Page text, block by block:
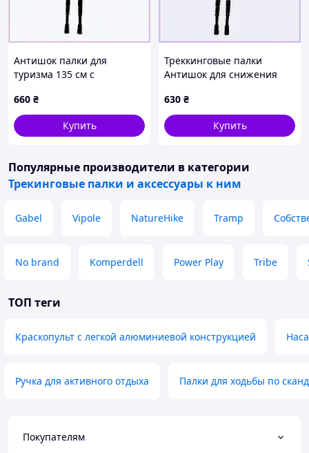
Антишок палки для
туризма 135 см с
806AP008M8
660 ₴
Купить
Треккинговые палки
Антишок для снижения
8E0600XH89
630 ₴
Купить
Популярные производители в категории
Трекинговые палки и аксессуары к ним
Gabel Vipole NatureHike Tramp
No brand Komperdell Power Play Tribe
ТОП теги
Краскопульт с легкой алюминиевой конструкцией
Ручка для активного отдыха Палки для ходьбы по
Покупателям